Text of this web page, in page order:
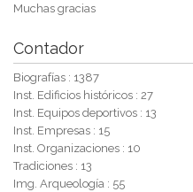
Muchas gracias
Contador
Biografías : 1387
Inst. Edificios históricos : 27
Inst. Equipos deportivos : 13
Inst. Empresas : 15
Inst. Organizaciones : 10
Tradiciones : 13
Img. Arqueología : 55